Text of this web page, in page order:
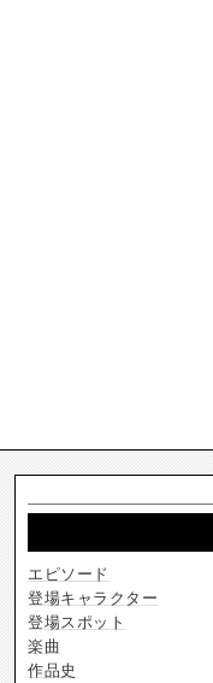
エピソード
登場キャラクター
登場スポット
楽曲
作品史